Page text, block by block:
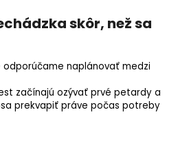
skôr, než sa
odporúčame naplánovať medzi
začínajú ozývať prvé petardy a
prekvapiť práve počas potreby